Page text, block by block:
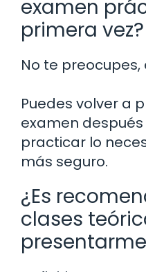
examen
primera vez?
No te
Puedes volver a
examen
practicar lo
más seguro.
¿Es
clases